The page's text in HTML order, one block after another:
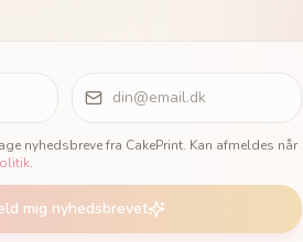
nyhedsbreve fra CakePrint. Kan afmeldes når
.
mig nyhedsbrevet